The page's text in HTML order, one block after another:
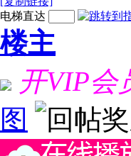
电梯直达
楼主
开VIP会
图